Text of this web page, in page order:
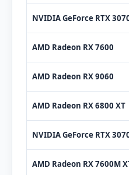
NVIDIA GeForce RTX
AMD Radeon RX 7600
AMD Radeon RX 9060
AMD Radeon RX 6800 XT
NVIDIA GeForce RTX
AMD Radeon RX 7600M